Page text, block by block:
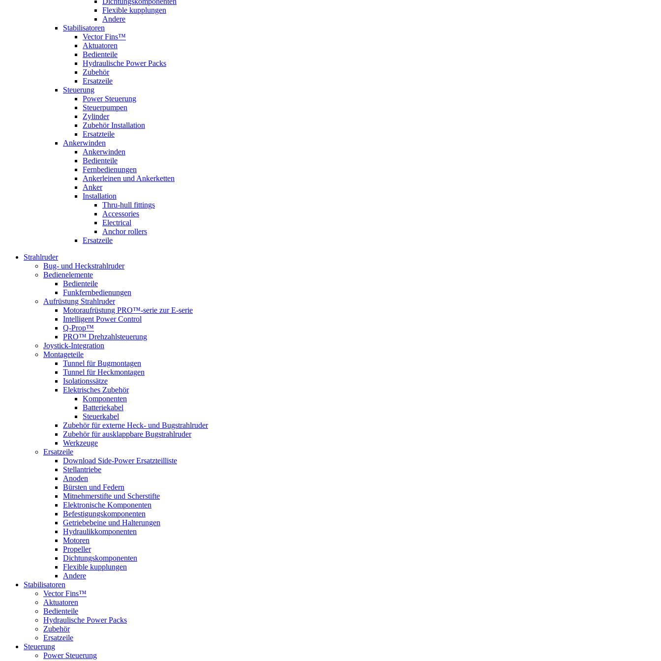
Flexible kupplungen
Andere
Stabilisatoren
Vector Fins™
Aktuatoren
Bedienteile
Hydraulische Power Packs
Zubehör
Ersatzeile
Steuerung
Power Steuerung
Steuerpumpen
Zylinder
Zubehör Installation
Ersatzteile
Ankerwinden
Ankerwinden
Bedienteile
Fernbedienungen
Ankerleinen und Ankerketten
Anker
Installation
Thru-hull fittings
Accessories
Electrical
Anchor rollers
Ersatzeile
Strahlruder
Bug- und Heckstrahlruder
Bedienelemente
Bedienteile
Funkfernbedienungen
Aufrüstung Strahlruder
Motoraufrüstung PRO™-serie zur E-serie
Intelligent Power Control
Q-Prop™
PRO™ Drehzahlsteuerung
Joystick-Integration
Montageteile
Tunnel für Bugmontagen
Tunnel für Heckmontagen
Isolationssätze
Elektrisches Zubehör
Komponenten
Batteriekabel
Steuerkabel
Zubehör für externe Heck- und Bugstrahlruder
Zubehör für ausklappbare Bugstrahlruder
Werkzeuge
Ersatzeile
Download Side-Power Ersatzteilliste
Stellantriebe
Anoden
Bürsten und Federn
Mitnehmerstifte und Scherstifte
Elektronische Komponenten
Befestigungskomponenten
Getriebebeine und Halterungen
Hydraulikkomponenten
Motoren
Propeller
Dichtungskomponenten
Flexible kupplungen
Andere
Stabilisatoren
Vector Fins™
Aktuatoren
Bedienteile
Hydraulische Power Packs
Zubehör
Ersatzeile
Steuerung
Power Steuerung